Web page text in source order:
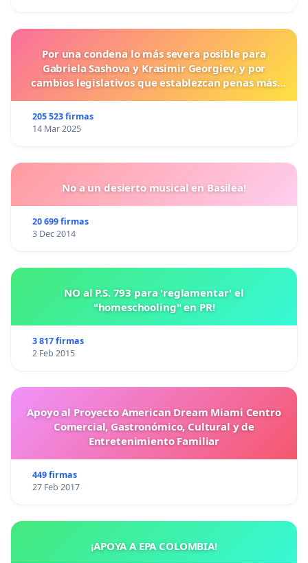
Por una condena lo más severa posible para
Gabriela Sashova y Krasimir Georgiev, y por
cambios legislativos que establezcan penas más
205 523 firmas
14 Mar 2025
No a un desierto musical en Basilea!
20 699 firmas
3 Dec 2014
NO al P.S. 793 para 'reglamentar' el
"homeschooling" en PR!
3 817 firmas
2 Feb 2015
Apoyo al Proyecto American Dream Miami Centro
Comercial, Gastronómico, Cultural y de
Entretenimiento Familiar
449 firmas
27 Feb 2017
¡APOYA A EPA COLOMBIA!